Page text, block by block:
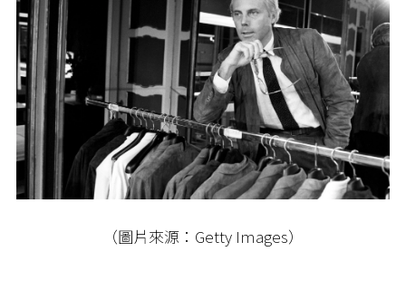
（圖片來源：Getty Images）